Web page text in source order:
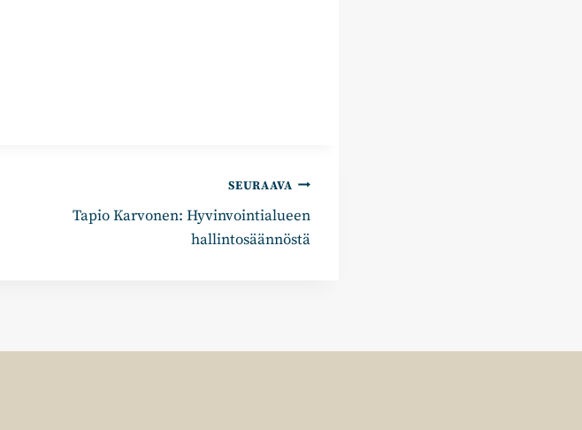
SEURAAVA
Tapio Karvonen: Hyvinvointialueen
hallintosäännöstä